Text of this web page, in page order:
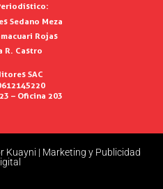
Sedano Meza
Rojas
R. Castro
SAC
– Oficina 203
Kuayni | Marketing y Publicidad